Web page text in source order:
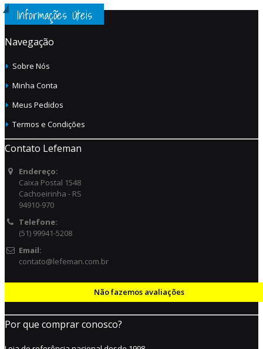
Informações Úteis
Navegação
Sobre Nós
Minha Conta
Meus Pedidos
Termos e Condições
Contato Lefeman
Endereço:
Caixa Postal 1548
Cachoeirinha - RS
94910-970
Telefone:
(51) 99941-5208
Email:
contato@lefeman.com.br
Não fazemos avaliações
Por que comprar conosco?